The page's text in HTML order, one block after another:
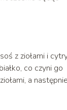
z ziołami i
co czyni go
a